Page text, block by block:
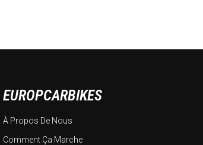
EUROPCARBIKES
À Propos De Nous
Comment Ça Marche